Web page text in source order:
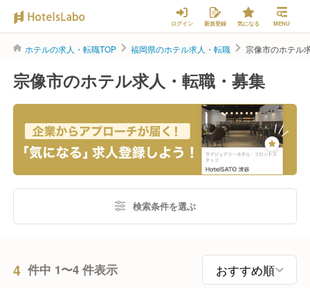
ログイン 新規登録 気になる MENU
ホテルの求人・転職TOP 福岡県のホテル求人・転職 宗像市のホテル
宗像市のホテル求人・転職・募集
検索条件を選ぶ
4 件中 1〜4 件表示